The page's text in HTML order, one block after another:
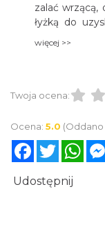
zalać wrzącą,
łyżką do
wymieszać,
usmażoną
więcej >>
Twoja ocena:
Ocena: 5.0 (Oddano
FacebookTwitter
Udostępnij